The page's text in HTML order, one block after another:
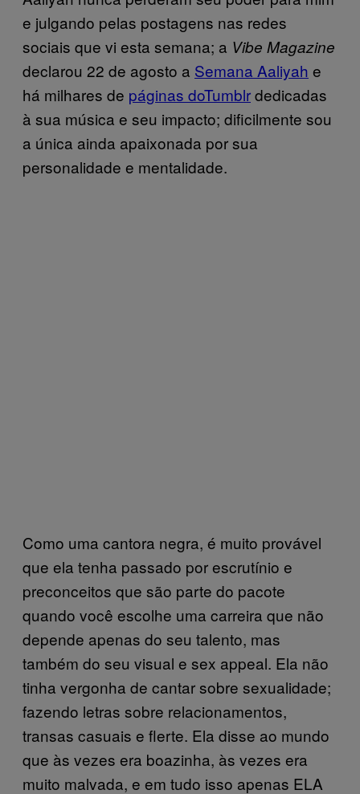
e julgando pelas postagens nas redes
sociais que vi esta semana; a Vibe Magazine
declarou 22 de agosto a Semana Aaliyah e
há milhares de páginas doTumblrdedicadas
à sua música e seu impacto; dificilmente sou
a única ainda apaixonada por sua
personalidade e mentalidade.
Como uma cantora negra, é muito provável
que ela tenha passado por escrutínio e
preconceitos que são parte do pacote
quando você escolhe uma carreira que não
depende apenas do seu talento, mas
também do seu visual e sex appeal. Ela não
tinha vergonha de cantar sobre sexualidade;
fazendo letras sobre relacionamentos,
transas casuais e flerte. Ela disse ao mundo
que às vezes era boazinha, às vezes era
muito malvada, e em tudo isso apenas ELA